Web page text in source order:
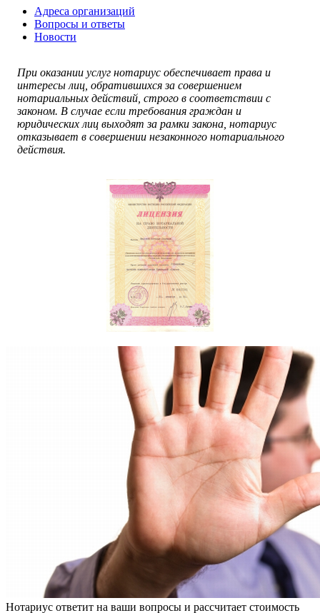
Адреса организаций
Вопросы и ответы
Новости
При оказании услуг нотариус обеспечивает права и
интересы лиц, обратившихся за совершением
нотариальных действий, строго в соответствии с
законом. В случае если требования граждан и
юридических лиц выходят за рамки закона, нотариус
отказывает в совершении незаконного нотариального
действия.
Нотариус ответит на ваши вопросы и рассчитает стоимость